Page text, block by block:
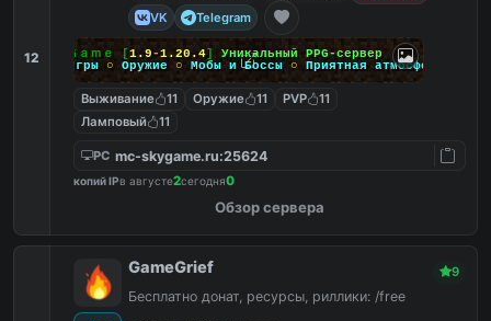
12
VK
Telegram
Ｓｋｙ Ｇａｍｅ [1.9-1.20.4] Уникальный PPG-сервер
Мини-игры ○ Оружие ○ Мобы и Боссы ○ Приятная атмосфера
Выживание 11 Оружие 11 PVP
11
Ламповый
11
PC mc-skygame.ru:25624
копий IPв августе2сегодня0
Обзор сервера
GameGrief 9
Бесплатно донат, ресурсы, риллики: /free